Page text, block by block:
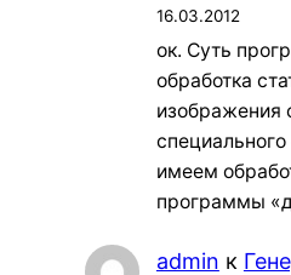
16.03.2012
ок. Суть
обработка
изображения
имеем
программы
admin к